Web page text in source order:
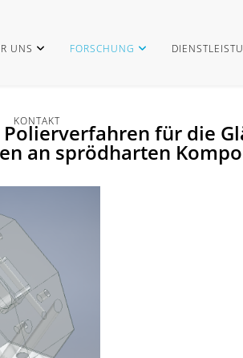
UNS FORSCHUNG
KONTAKT für die
an sprödharten